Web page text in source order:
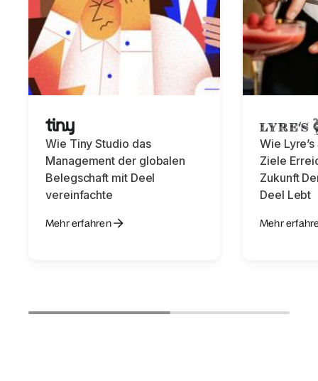
Wie Tiny Studio das
Management der globalen
Belegschaft mit Deel
vereinfachte
Mehr erfahren
Wie
Ziele
Zukunft
Deel Lebt
Mehr